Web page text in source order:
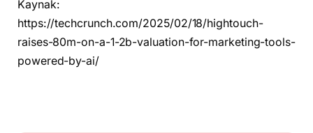
Kaynak:
https://techcrunch.com/2025/02/18/hightouch-
raises-80m-on-a-1-2b-valuation-for-marketing-tools-
powered-by-ai/